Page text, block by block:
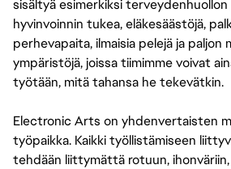
sisältyä esimerkiksi
hyvinvoinnin tukea, eläkesäästöjä,
perhevapaita, ilmaisia pelejä ja paljon
ympäristöjä, joissa tiimimme voivat
työtään, mitä tahansa he tekevätkin.
Electronic Arts on yhdenvertaisten
työpaikka. Kaikki työllistämiseen
tehdään liittymättä rotuun, ihonväriin,